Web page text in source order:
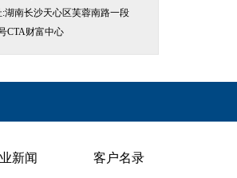
:湖南长沙天心区芙蓉南路一段
CTA财富中心
新闻 客户名录